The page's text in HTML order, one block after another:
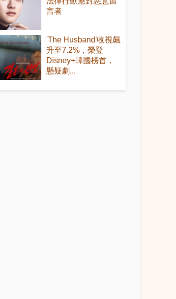
言者
'The Husband'收視飆
升至7.2%，榮登
Disney+韓國榜首，
懸疑劇...